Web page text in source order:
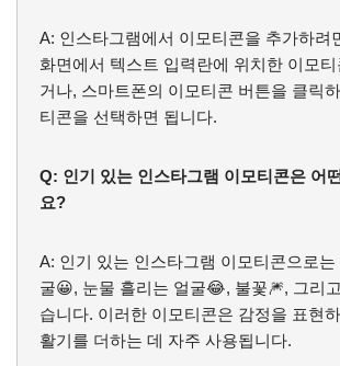
A: 인스타그램에서 이모티콘을 추가하려
화면에서 텍스트 입력란에 위치한 이모
거나, 스마트폰의 이모티콘 버튼을 클릭
티콘을 선택하면 됩니다.
Q: 인기 있는 인스타그램 이모티콘은 어
요?
A: 인기 있는 인스타그램 이모티콘으로
굴😀, 눈물 흘리는 얼굴😂, 불꽃🎆, 그리
습니다. 이러한 이모티콘은 감정을 표현
활기를 더하는 데 자주 사용됩니다.